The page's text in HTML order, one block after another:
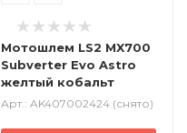
Мотошлем LS2 MX700
Subverter Evo Astro
желтый кобальт
Арт.: AK407002424 (снято)